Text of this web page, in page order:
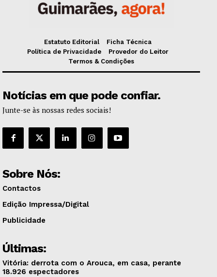
Estatuto Editorial
Ficha Técnica
Política de Privacidade
Provedor do Leitor
Termos & Condições
Notícias em que pode confiar.
Junte-se às nossas redes sociais!
Sobre Nós:
Contactos
Edição Impressa/Digital
Publicidade
Últimas:
Vitória: derrota com o Arouca, em casa, perante
18.926 espectadores